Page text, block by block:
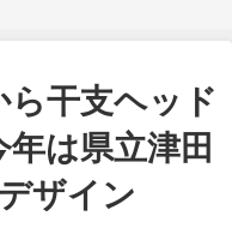
ら干支ヘッド
は県立津田
ザイン